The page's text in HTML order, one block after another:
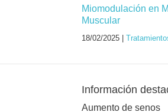
Miomodulación en
Muscular
18/02/2025 |
Información
Aumento de senos